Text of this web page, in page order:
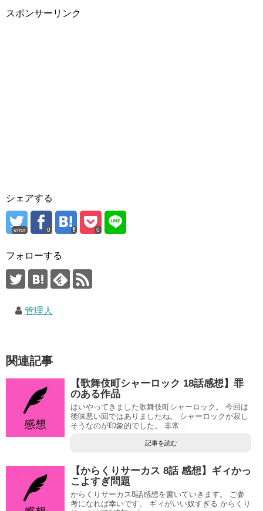
スポンサーリンク
シェアする
error 0 0
フォローする
管理人
関連記事
【歌舞伎町シャーロック 18話感想】罪
のある作品
はいやってきました歌舞伎町シャーロック。 今回は
後味悪い回ではありましたね。 シャーロックが寂し
そうなのが印象的でした。 非常...
記事を読む
【からくりサーカス 8話 感想】ギィかっ
こよすぎ問題
からくりサーカス8話感想を書いていきます。 ご参
考になれば幸いです。 ギィがいい奴すぎる からくり